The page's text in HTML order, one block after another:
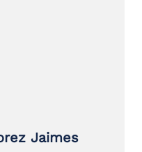
Jaimes